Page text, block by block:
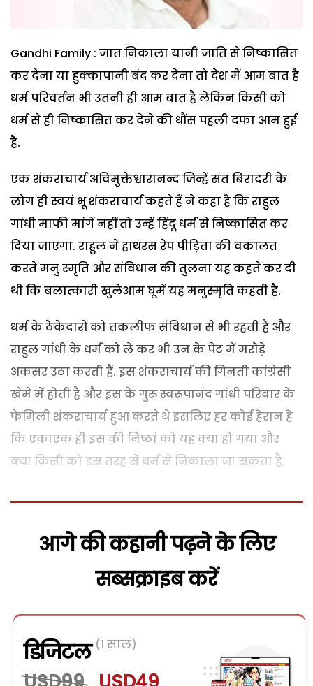
Gandhi Family : जात निकाला यानी जाति से निष्कासित
कर देना या हुक्कापानी बंद कर देना तो देश में आम बात है
धर्म परिवर्तन भी उतनी ही आम बात है लेकिन किसी को
धर्म से ही निष्कासित कर देने की धौंस पहली दफा आम हुई
है.
एक शंकराचार्य अविमुक्तेश्वारानन्द जिन्हें संत बिरादरी के
लोग ही स्वयं भू शंकराचार्य कहते हैं ने कहा है कि राहुल
गांधी माफी मांगें नहीं तो उन्हें हिंदू धर्म से निष्कासित कर
दिया जाएगा. राहुल ने हाथरस रेप पीड़िता की वकालत
करते मनु स्मृति और संविधान की तुलना यह कहते कर दी
थी कि बलात्कारी खुलेआम घूमें यह मनुस्मृति कहती है.
धर्म के ठेकेदारों को तकलीफ संविधान से भी रहती है और
राहुल गांधी के धर्म को ले कर भी उन के पेट में मरोड़े
अकसर उठा करती हैं. इस शंकराचार्य की गिनती कांग्रेसी
खेमे में होती है और इस के गुरु स्वरूपानंद गांधी परिवार के
फेमिली शंकराचार्य हुआ करते थे इसलिए हर कोई हैरान है
कि एकाएक ही इस की निष्ठां को यह क्या हो गया और
क्या किसी को इसतरहसे धर्म सेनिकालाजा सकता है.
आगे की कहानी पढ़ने के लिए
सब्सक्राइब करें
डिजिटल (1 साल)